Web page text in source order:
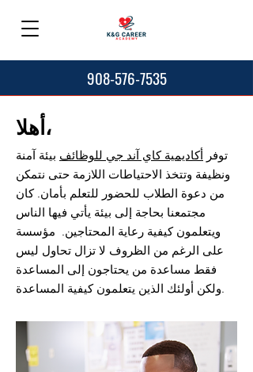
908-576-7535
أهلا،
توفر أكاديمية كاي آند جي للوظائف بيئة آمنة
ونظيفة وتتخذ الاحتياطات اللازمة حتى نتمكن
من دعوة الطلاب للحضور للتعلم بأمان. كان
مجتمعنا بحاجة إلى بيئة يأتي فيها الناس
ويتعلمون كيفية رعاية المحتاجين. مؤسسة
على الرغم من الظروف لا تزال تحاول ليس
فقط مساعدة من يحتاجون إلى المساعدة
ولكن أولئك الذين يتعلمون كيفية المساعدة.